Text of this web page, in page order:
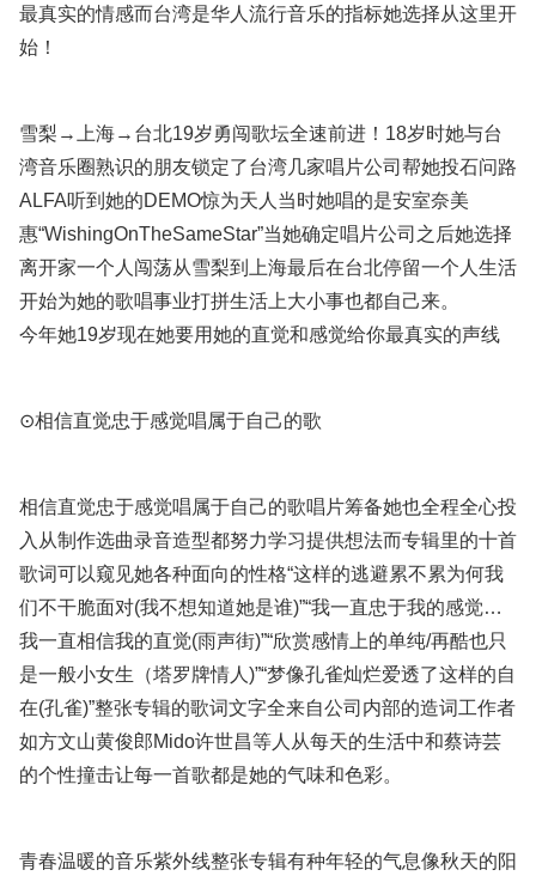
最真实的情感而台湾是华人流行音乐的指标她选择从这里开
始！
雪梨→上海→台北19岁勇闯歌坛全速前进！18岁时她与台
湾音乐圈熟识的朋友锁定了台湾几家唱片公司帮她投石问路
ALFA听到她的DEMO惊为天人当时她唱的是安室奈美
惠“WishingOnTheSameStar”当她确定唱片公司之后她选择
离开家一个人闯荡从雪梨到上海最后在台北停留一个人生活
开始为她的歌唱事业打拼生活上大小事也都自己来。
今年她19岁现在她要用她的直觉和感觉给你最真实的声线
⊙相信直觉忠于感觉唱属于自己的歌
相信直觉忠于感觉唱属于自己的歌唱片筹备她也全程全心投
入从制作选曲录音造型都努力学习提供想法而专辑里的十首
歌词可以窥见她各种面向的性格“这样的逃避累不累为何我
们不干脆面对(我不想知道她是谁)”“我一直忠于我的感觉…
我一直相信我的直觉(雨声街)”“欣赏感情上的单纯/再酷也只
是一般小女生（塔罗牌情人)”“梦像孔雀灿烂爱透了这样的自
在(孔雀)”整张专辑的歌词文字全来自公司内部的造词工作者
如方文山黄俊郎Mido许世昌等人从每天的生活中和蔡诗芸
的个性撞击让每一首歌都是她的气味和色彩。
青春温暖的音乐紫外线整张专辑有种年轻的气息像秋天的阳